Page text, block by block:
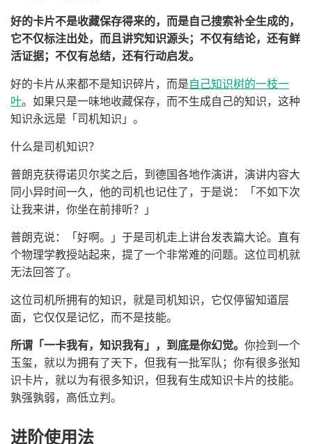
好的卡片不是收藏保存得来的，而是自己搜索补全生成的，
它不仅标注出处，而且讲究知识源头；不仅有结论，还有鲜
活证据；不仅有总结，还有行动启发。
好的卡片从来都不是知识碎片，而是自己知识树的一枝一
叶。如果只是一味地收藏保存，而不生成自己的知识，这种
知识永远是「司机知识」。
什么是司机知识？
普朗克获得诺贝尔奖之后，到德国各地作演讲，演讲内容大
同小异时间一久，他的司机也记住了，于是说：「不如下次
让我来讲，你坐在前排听？」
普朗克说：「好啊。」于是司机走上讲台发表篇大论。直有
个物理学教授站起来，提了一个非常难的问题。这位司机就
无法回答了。
这位司机所拥有的知识，就是司机知识，它仅停留知道层
面，它仅仅是记忆，而不是技能。
所谓「一卡我有，知识我有」，到底是你幻觉。 你捡到一个
玉玺，就以为拥有了天下，但我有一批军队；你有很多张知
识卡片，就以为有很多知识，但我有生成知识卡片的技能。
孰强孰弱，高低立判。
进阶使用法